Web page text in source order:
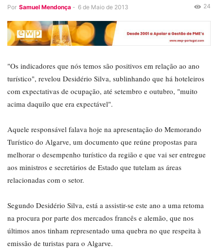
Por Samuel Mendonça - 6 de Maio de 2013 24
"Os indicadores que nós temos são positivos em relação ao ano
turístico", revelou Desidério Silva, sublinhando que há hoteleiros
com expectativas de ocupação, até setembro e outubro, "muito
acima daquilo que era expectável".
Aquele responsável falava hoje na apresentação do Memorando
Turístico do Algarve, um documento que reúne propostas para
melhorar o desempenho turístico da região e que vai ser entregue
aos ministros e secretários de Estado que tutelam as áreas
relacionadas com o setor.
Segundo Desidério Silva, está a assistir-se este ano a uma retoma
na procura por parte dos mercados francês e alemão, que nos
últimos anos tinham representado uma quebra no que respeita à
emissão de turistas para o Algarve.